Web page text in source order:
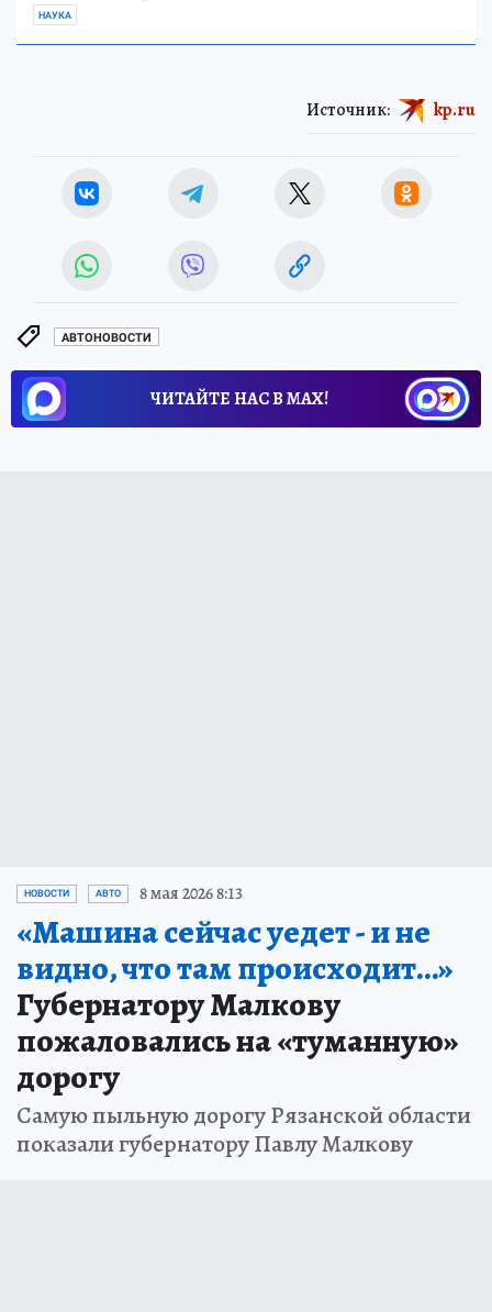
НАУКА
Источник: kp.ru
АВТОНОВОСТИ
ЧИТАЙТЕ НАС В МАХ!
НОВОСТИ АВТО 8 мая 2026 8:13
«Машина сейчас уедет - и не
видно, что там происходит…»
Губернатору Малкову
пожаловались на «туманную»
дорогу
Самую пыльную дорогу Рязанской области
показали губернатору Павлу Малкову